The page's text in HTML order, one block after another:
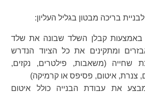
בריכה מבטון בגליל העליון:
באמצעות קבלן השלד שבונה את שלד
ומתקינים את כל הציוד הנדרש
שחייה (משאבות, פילטרים, נקזים,
צנרת, איטום, פסיפס או קרמיקה)
את עבודת הבנייה כולל איטום